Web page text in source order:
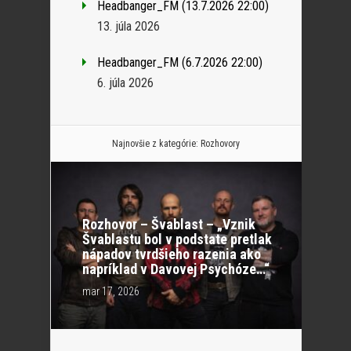
Headbanger_FM (13.7.2026 22:00)
13. júla 2026
Headbanger_FM (6.7.2026 22:00)
6. júla 2026
Najnovšie z kategórie: Rozhovory
Rozhovor – Švablast – „Vznik
Švablastu bol v podstate pretlak
nápadov tvrdšieho razenia ako
napríklad v Davovej Psychóze…“
mar 17, 2026